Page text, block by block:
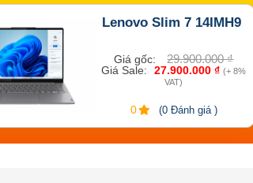
Lenovo Slim 7 14IMH9
Giá gốc: 29.900.000₫
Giá Sale: 27.900.000₫ (+ 8%
VAT)
0 (0 Đánh giá )